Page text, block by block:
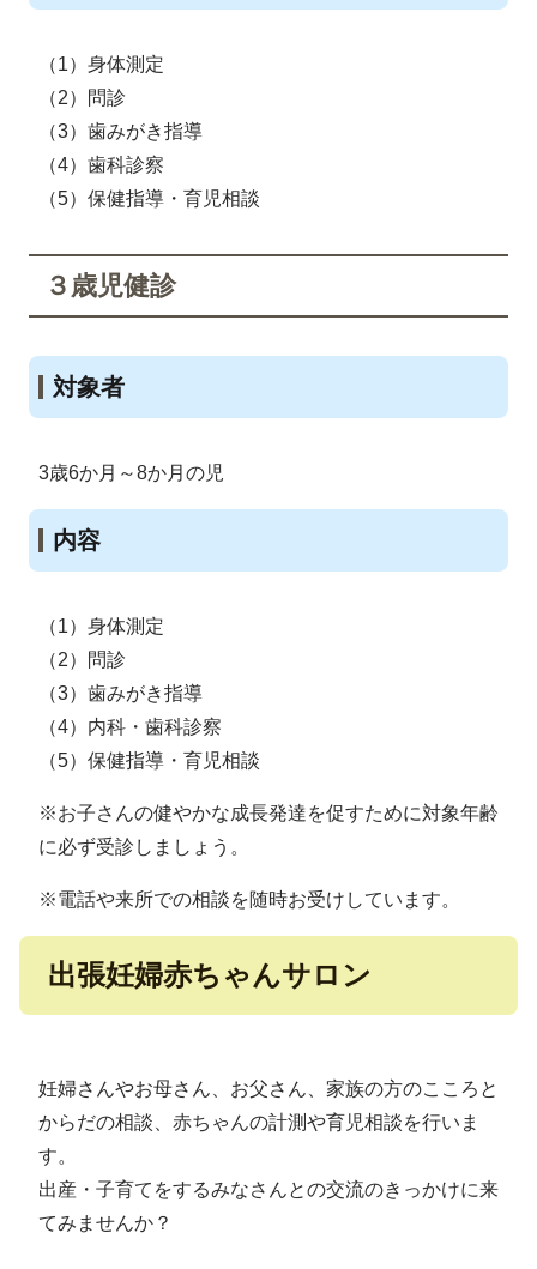
（1）身体測定
（2）問診
（3）歯みがき指導
（4）歯科診察
（5）保健指導・育児相談
３歳児健診
対象者
3歳6か月～8か月の児
内容
（1）身体測定
（2）問診
（3）歯みがき指導
（4）内科・歯科診察
（5）保健指導・育児相談
※お子さんの健やかな成長発達を促すために対象年齢
に必ず受診しましょう。
※電話や来所での相談を随時お受けしています。
出張妊婦赤ちゃんサロン
妊婦さんやお母さん、お父さん、家族の方のこころと
からだの相談、赤ちゃんの計測や育児相談を行いま
す。
出産・子育てをするみなさんとの交流のきっかけに来
てみませんか？